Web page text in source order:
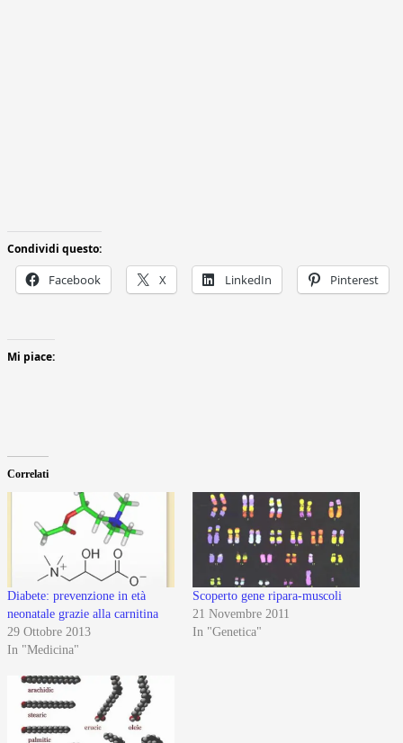
Condividi questo:
Facebook X LinkedIn Pinterest
Mi piace:
Correlati
Diabete: prevenzione in età
neonatale grazie alla carnitina
29 Ottobre 2013
In "Medicina"
Scoperto gene ripara-muscoli
21 Novembre 2011
In "Genetica"